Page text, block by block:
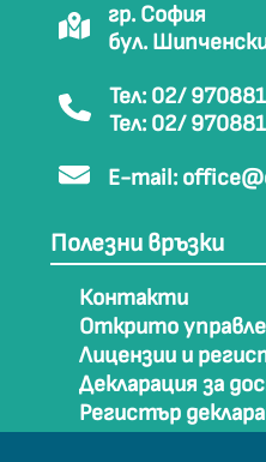
гр. София
бул.
Тел: 02/
Тел: 02/
E-mail:
Полезни връзки
Контакти
Открито
Лицензии и
Декларация за
Регистър